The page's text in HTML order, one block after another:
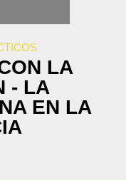
LA
- LA
EN LA